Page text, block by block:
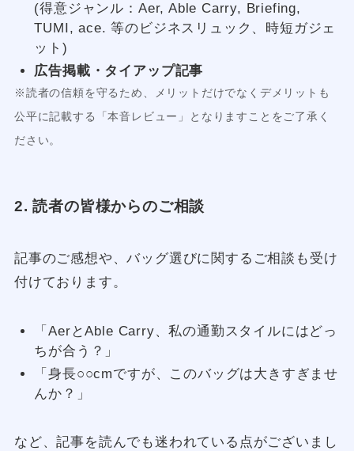
(得意ジャンル：Aer, Able Carry, Briefing,
TUMI, ace. 等のビジネスリュック、時短ガジェ
ット)
広告掲載・タイアップ記事
※読者の信頼を守るため、メリットだけでなくデメリットも
公平に記載する「本音レビュー」となりますことをご了承く
ださい。
2. 読者の皆様からのご相談
記事のご感想や、バッグ選びに関するご相談も受け
付けております。
「AerとAble Carry、私の通勤スタイルにはどっ
ちが合う？」
「身長○○cmですが、このバッグは大きすぎませ
んか？」
など、記事を読んでも迷われている点がございまし